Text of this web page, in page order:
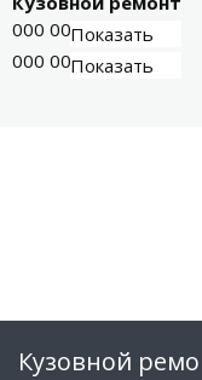
000 000-00-01
Показать
000 000-00-02
Показать
Кузовной